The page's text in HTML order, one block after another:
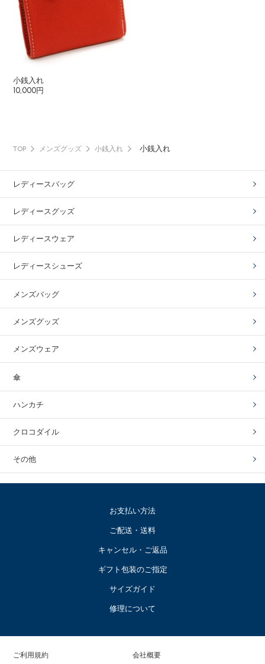
小銭入れ
10,000円
TOP メンズグッズ 小銭入れ 小銭入れ
レディースバッグ
レディースグッズ
レディースウェア
レディースシューズ
メンズバッグ
メンズグッズ
メンズウェア
傘
ハンカチ
クロコダイル
その他
お支払い方法
ご配送・送料
キャンセル・ご返品
ギフト包装のご指定
サイズガイド
修理について
ご利用規約 会社概要